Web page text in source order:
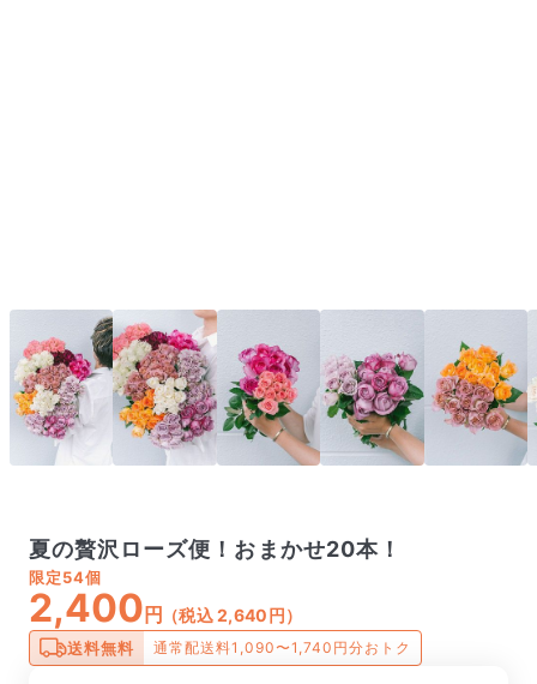
夏の贅沢ローズ便！おまかせ20本！
限定54個
2,400円 （税込 2,640円）
送料無料 通常配送料1,090〜1,740円分おトク